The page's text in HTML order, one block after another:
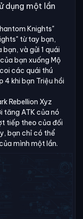
dụng một lần
Knights"
từ tay bạn,
và gửi 1 quái
bạn xuống Mộ
các quái thú
4 khi bạn Triệu hồi
Rebellion Xyz
tăng ATK của nó
tiếp theo của đối
bạn chỉ có thể
mình một lần.